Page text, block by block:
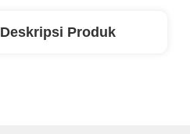
Deskripsi Produk